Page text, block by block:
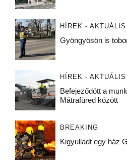
HÍREK - AKTUÁLIS
Gyöngyösön is
HÍREK - AKTUÁLIS
Befejeződött a
Mátrafüred között
BREAKING
Kigyulladt egy ház